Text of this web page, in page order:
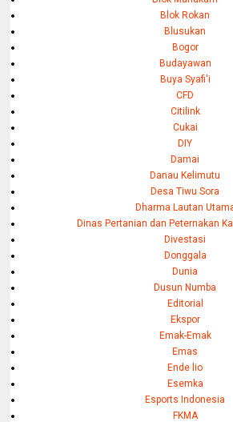
Blok Rokan
Blusukan
Bogor
Budayawan
Buya Syafi'i
CFD
Citilink
Cukai
DIY
Damai
Danau Kelimutu
Desa Tiwu Sora
Dharma Lautan
Dinas Pertanian dan Peternakan
Divestasi
Donggala
Dunia
Dusun Numba
Editorial
Ekspor
Emak-Emak
Emas
Ende lio
Esemka
Esports Indonesia
FKMA